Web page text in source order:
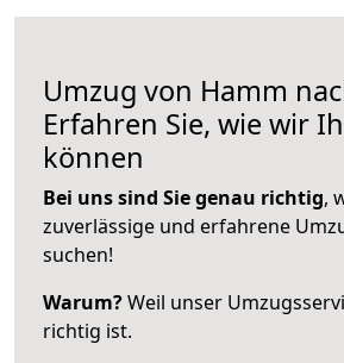
Umzug von Hamm
Erfahren Sie, wie wir
können
Bei uns sind Sie genau richtig,
zuverlässige und erfahrene
suchen!
Warum?Weil unser
richtig ist.